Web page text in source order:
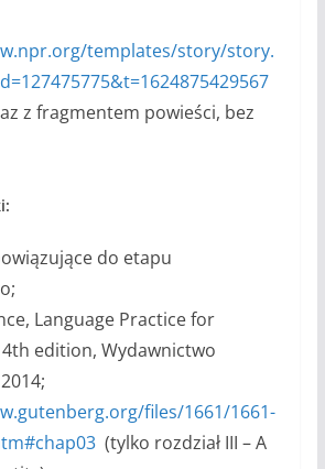
templates/story/story.
z fragmentem powieści, bez
do etapu
Language Practice for
edition, Wydawnictwo
files/1661/1661-
(tylko rozdział III – A